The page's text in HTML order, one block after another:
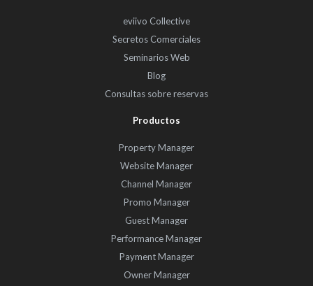
eviivo Collective
Secretos Comerciales
Seminarios Web
Blog
Consultas sobre reservas
Productos
Property Manager
Website Manager
Channel Manager
Promo Manager
Guest Manager
Performance Manager
Payment Manager
Owner Manager